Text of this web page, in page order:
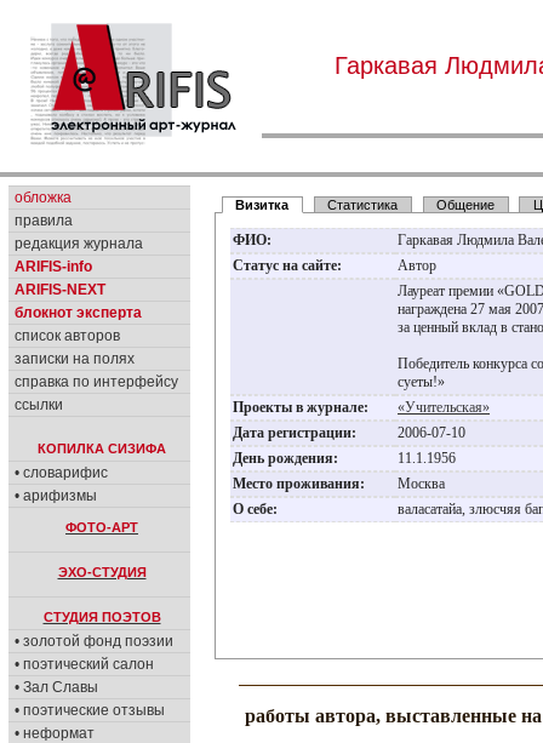
Гаркавая
обложка
правила
редакция журнала
ARIFIS-info
ARIFIS-NEXT
блокнот эксперта
список авторов
записки на полях
справка по интерфейсу
ссылки
КОПИЛКА СИЗИФА
• словарифис
• арифизмы
ФОТО-АРТ
ЭХО-СТУДИЯ
СТУДИЯ ПОЭТОВ
• золотой фонд поэзии
• поэтический салон
• Зал Славы
• поэтические отзывы
• неформат
Визитка Статистика Общение
ФИО:
Гаркавая Людмила
Статус на сайте:
Автор
Лауреат премии
награждена 27 мая
за ценный вклад в
Победитель конкурса
суеты!»
Проекты в журнале:
«Учительская»
Дата регистрации:
2006-07-10
День рождения:
11.1.1956
Место проживания:
Москва
О себе:
валасатайа, злюсчяя
работы автора, выставленные